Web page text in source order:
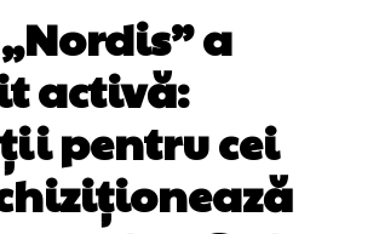
a
activă:
pentru cei